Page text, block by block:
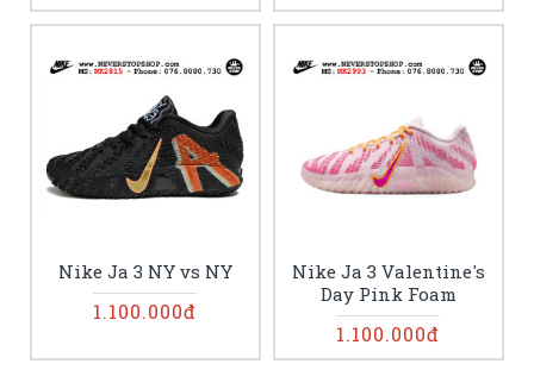
Nike Ja 3 NY vs NY
1.100.000đ
Nike Ja 3 Valentine's
Day Pink Foam
1.100.000đ